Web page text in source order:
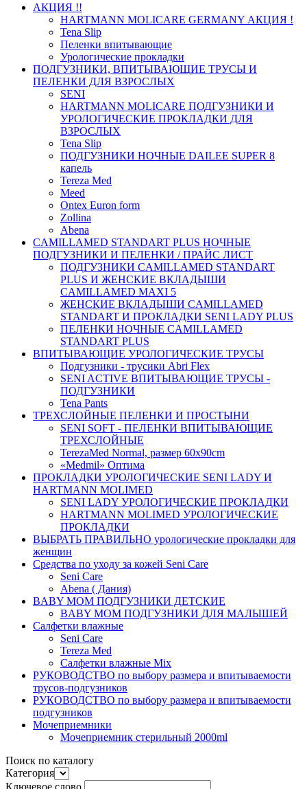
АКЦИЯ !!
HARTMANN MOLICARE GERMANY АКЦИЯ !
Tena Slip
Пеленки впитывающие
Урологические прокладки
ПОДГУЗНИКИ, ВПИТЫВАЮЩИЕ ТРУСЫ И
ПЕЛЕНКИ ДЛЯ ВЗРОСЛЫХ
SENI
HARTMANN MOLICARE ПОДГУЗНИКИ И
УРОЛОГИЧЕСКИЕ ПРОКЛАДКИ ДЛЯ
ВЗРОСЛЫХ
Tena Slip
ПОДГУЗНИКИ НОЧНЫЕ DAILEE SUPER 8
капель
Tereza Med
Meed
Ontex Euron form
Zollina
Abena
CAMILLAMED STANDART PLUS НОЧНЫЕ
ПОДГУЗНИКИ И ПЕЛЕНКИ / ПРАЙС ЛИСТ
ПОДГУЗНИКИ CAMILLAMED STANDART
PLUS И ЖЕНСКИЕ ВКЛАДЫШИ
CAMILLAMED MAXI 5
ЖЕНСКИЕ ВКЛАДЫШИ CAMILLAMED
STANDART И ПРОКЛАДКИ SENI LADY PLUS
ПЕЛЕНКИ НОЧНЫЕ CAMILLAMED
STANDART PLUS
ВПИТЫВАЮЩИЕ УРОЛОГИЧЕСКИЕ ТРУСЫ
Подгузники - трусики Abri Flex
SENI ACTIVE ВПИТЫВАЮЩИЕ ТРУСЫ -
ПОДГУЗНИКИ
Tena Pants
ТРЕХСЛОЙНЫЕ ПЕЛЕНКИ И ПРОСТЫНИ
SENI SOFT - ПЕЛЕНКИ ВПИТЫВАЮЩИЕ
ТРЕХСЛОЙНЫЕ
TerezaMed Normal, размер 60x90cm
«Medmil» Оптима
ПРОКЛАДКИ УРОЛОГИЧЕСКИЕ SENI LADY И
HARTMANN MOLIMED
SENI LADY УРОЛОГИЧЕСКИЕ ПРОКЛАДКИ
HARTMANN MOLIMED УРОЛОГИЧЕСКИЕ
ПРОКЛАДКИ
ВЫБРАТЬ ПРАВИЛЬНО урологические прокладки для
женщин
Средства по уходу за кожей Seni Care
Seni Care
Abena ( Дания)
BABY MOM ПОДГУЗНИКИ ДЕТСКИЕ
BABY MOM ПОДГУЗНИКИ ДЛЯ МАЛЫШЕЙ
Салфетки влажные
Seni Care
Tereza Med
Салфетки влажные Mix
РУКОВОДСТВО по выбору размера и впитываемости
трусов-подгузников
РУКОВОДСТВО по выбору размера и впитываемости
подгузников
Мочеприемники
Мочеприемник стерильный 2000ml
Поиск по каталогу
Категория
Ключевое слово